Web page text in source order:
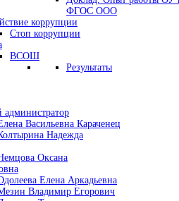
ФГОС ООО
коррупции
Стоп коррупции
ВСОШ
Результаты
Васильевна Караченец
Надежда
Оксана
Елена Аркадьевна
Владимир Егорович